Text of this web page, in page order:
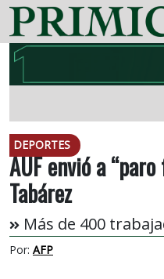
DEPORTES
AUF envió a
Tabárez
Más de 400
Por: AFP